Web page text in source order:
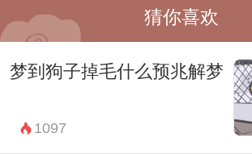
然而，作为一种心理现象，梦
是一件复杂的事情。因为每个
猜你喜欢
梦到狗子掉毛什么预兆解梦
1097